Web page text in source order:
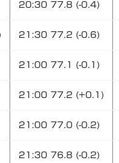
20:30 77.8 (-0.4)
21:30 77.2 (-0.6)
21:00 77.1 (-0.1)
21:00 77.2 (+0.1)
21:00 77.0 (-0.2)
21:30 76.8 (-0.2)